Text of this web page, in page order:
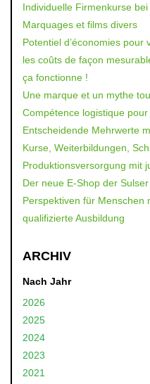
Individuelle Firmenkurse
Marquages et films divers
Potentiel d’économies
les coûts de façon
ça fonctionne !
Une marque et un mythe
Compétence logistique
Entscheidende Mehrwerte
Kurse, Weiterbildungen,
Produktionsversorgung mit
Der neue E-Shop der
Perspektiven für Menschen
qualifizierte Ausbildung
ARCHIV
Nach Jahr
2026
2025
2024
2023
2021